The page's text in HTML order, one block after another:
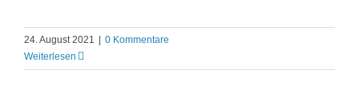
24. August 2021
0 Kommentare
Weiterlesen